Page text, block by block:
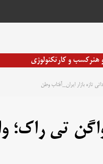
هنرکسب و کارتکنولوژی
تازه بازار ایران_آفتاب وطن
تی راک؛